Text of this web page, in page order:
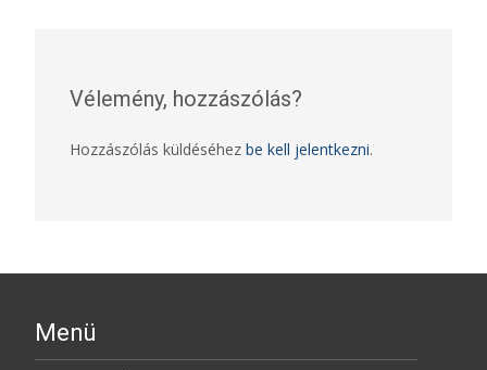
Vélemény, hozzászólás?
Hozzászólás küldéséhez be kell jelentkezni.
Menü